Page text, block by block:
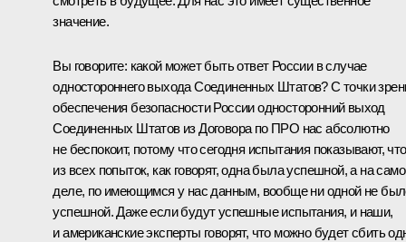
значение.
Вы говорите: какой может быть ответ России в случае
одностороннего выхода Соединенных Штатов? С точки
обеспечения безопасности России односторонний выход
Соединенных Штатов из Договора по ПРО нас абсолютно
не беспокоит, потому что сегодня испытания показывают, что
из всех попыток, как говорят, одна была успешной, а на
деле, по имеющимся у нас данным, вообще ни одной не
успешной. Даже если будут успешные испытания, и наши,
и американские эксперты говорят, что можно будет сбить